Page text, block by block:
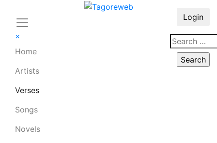
×
Home
Artists
Verses
Songs
Novels
Login